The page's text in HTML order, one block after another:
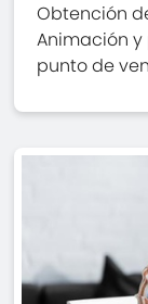
Obtención
Animación
punto de